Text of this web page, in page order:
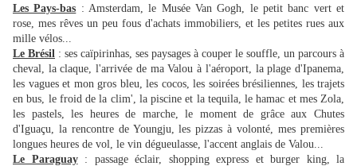
Les Pays-bas : Amsterdam, le Musée Van Gogh, le petit banc vert et
rose, mes rêves un peu fous d'achats immobiliers, et les petites rues aux
mille vélos...
Le Brésil : ses caïpirinhas, ses paysages à couper le souffle, un parcours à
cheval, la claque, l'arrivée de ma Valou à l'aéroport, la plage d'Ipanema,
les vagues et mon gros bleu, les cocos, les soirées brésiliennes, les trajets
en bus, le froid de la clim', la piscine et la tequila, le hamac et mes Zola,
les pastels, les heures de marche, le moment de grâce aux Chutes
d'Iguaçu, la rencontre de Youngju, les pizzas à volonté, mes premières
longues heures de vol, le vin dégueulasse, l'accent anglais de Valou...
Le Paraguay: passage éclair, shopping express et burger king, la